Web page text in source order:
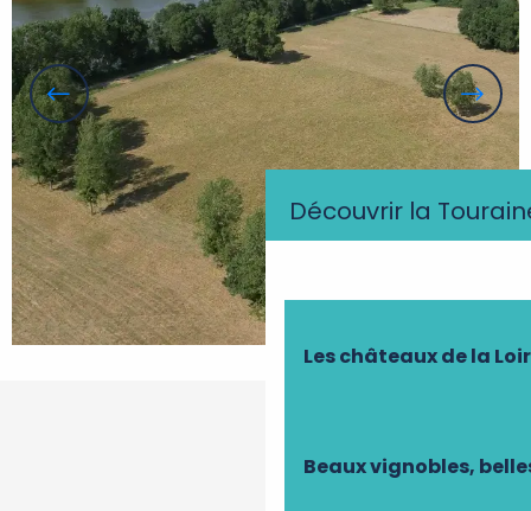
Découvrir la
Les châteaux de la
Beaux vignobles,